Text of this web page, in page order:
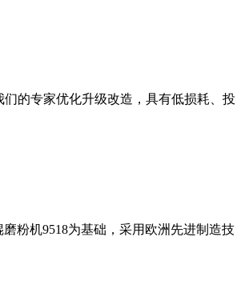
的专家优化升级改造，具有低损耗、投
粉机9518为基础，采用欧洲先进制造技